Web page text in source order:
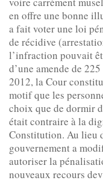
en offre une bonne
a fait voter une loi
de récidive
l’infraction pouvait
d’une amende de
2012, la Cour
motif que les
choix que de dormir
était contraire à la
Constitution. Au lieu
gouvernement a
autoriser la
nouveaux recours